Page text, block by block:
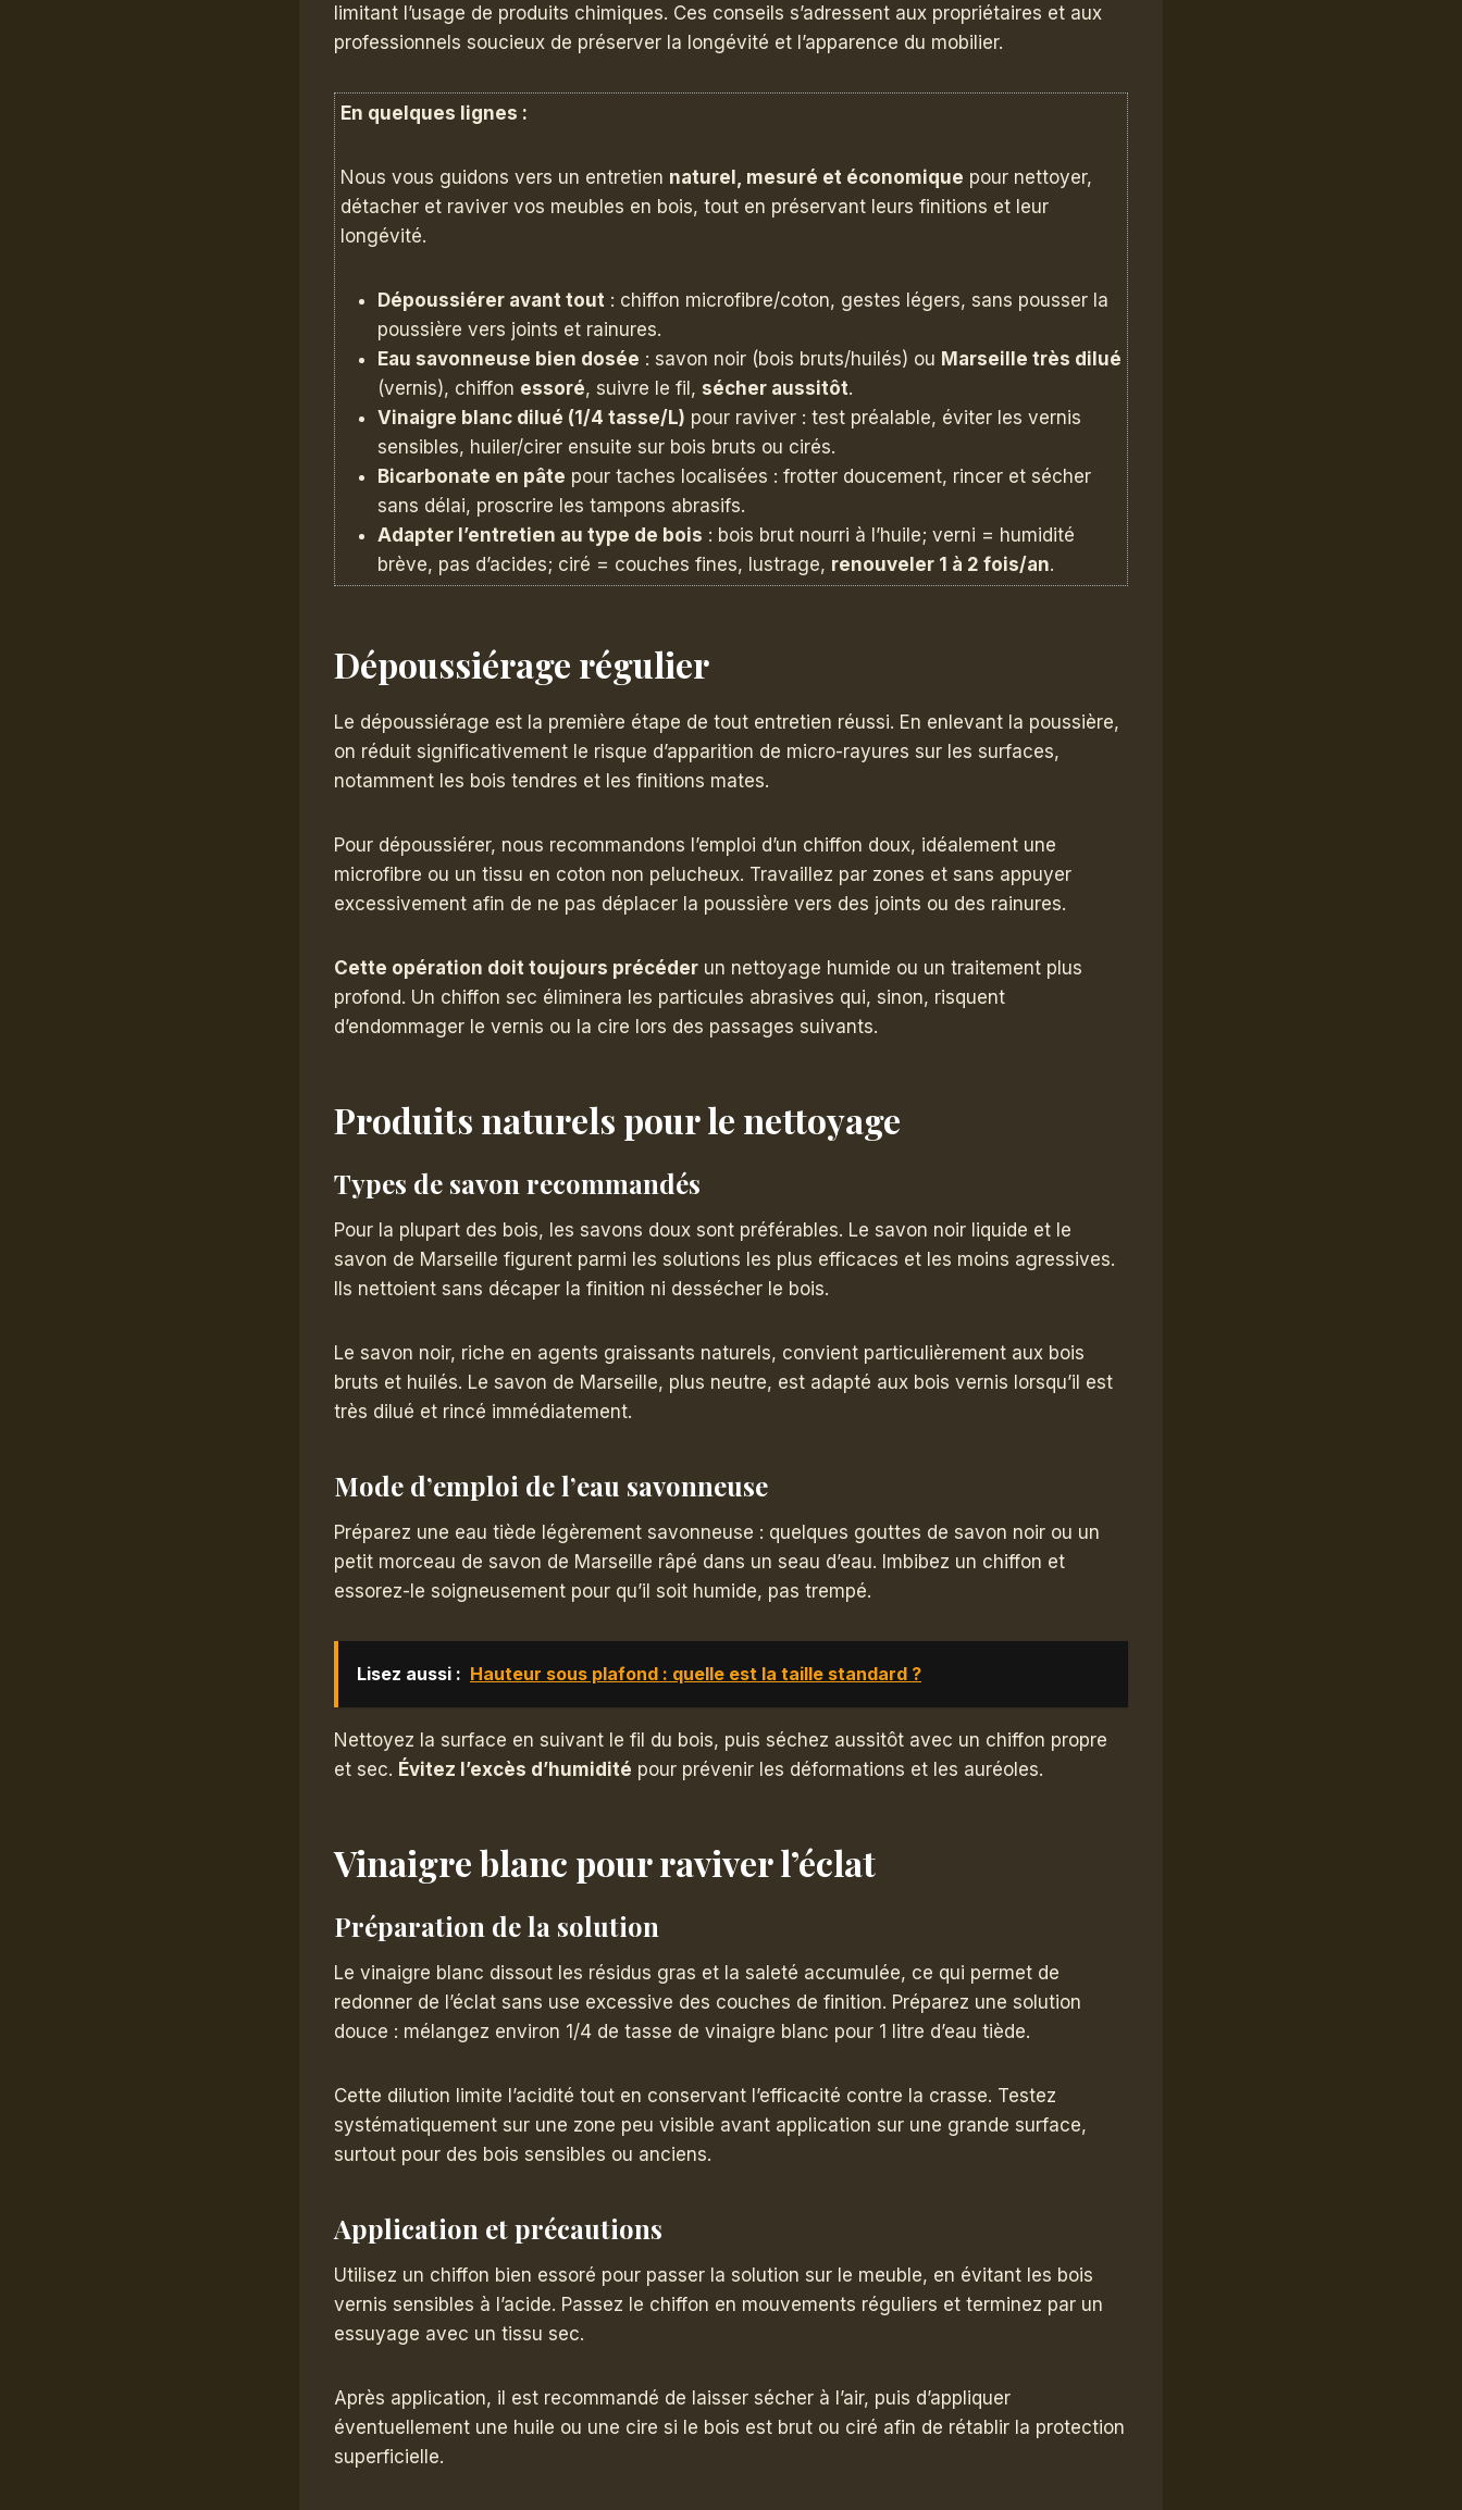
limitant l’usage de produits chimiques. Ces conseils s’adressent aux propriétaires et aux
professionnels soucieux de préserver la longévité et l’apparence du mobilier.
En quelques lignes :
Nous vous guidons vers un entretien naturel, mesuré et économique pour nettoyer,
détacher et raviver vos meubles en bois, tout en préservant leurs finitions et leur
longévité.
Dépoussiérer avant tout : chiffon microfibre/coton, gestes légers, sans pousser la
poussière vers joints et rainures.
Eau savonneuse bien dosée : savon noir (bois bruts/huilés) ou Marseille très dilué
(vernis), chiffon essoré, suivre le fil, sécher aussitôt.
Vinaigre blanc dilué (1/4 tasse/L) pour raviver : test préalable, éviter les vernis
sensibles, huiler/cirer ensuite sur bois bruts ou cirés.
Bicarbonate en pâte pour taches localisées : frotter doucement, rincer et sécher
sans délai, proscrire les tampons abrasifs.
Adapter l’entretien au type de bois : bois brut nourri à l’huile; verni = humidité
brève, pas d’acides; ciré = couches fines, lustrage, renouveler 1 à 2 fois/an.
Dépoussiérage régulier
Le dépoussiérage est la première étape de tout entretien réussi. En enlevant la poussière,
on réduit significativement le risque d’apparition de micro-rayures sur les surfaces,
notamment les bois tendres et les finitions mates.
Pour dépoussiérer, nous recommandons l’emploi d’un chiffon doux, idéalement une
microfibre ou un tissu en coton non pelucheux. Travaillez par zones et sans appuyer
excessivement afin de ne pas déplacer la poussière vers des joints ou des rainures.
Cette opération doit toujours précéder un nettoyage humide ou un traitement plus
profond. Un chiffon sec éliminera les particules abrasives qui, sinon, risquent
d’endommager le vernis ou la cire lors des passages suivants.
Produits naturels pour le nettoyage
Types de savon recommandés
Pour la plupart des bois, les savons doux sont préférables. Le savon noir liquide et le
savon de Marseille figurent parmi les solutions les plus efficaces et les moins agressives.
Ils nettoient sans décaper la finition ni dessécher le bois.
Le savon noir, riche en agents graissants naturels, convient particulièrement aux bois
bruts et huilés. Le savon de Marseille, plus neutre, est adapté aux bois vernis lorsqu’il est
très dilué et rincé immédiatement.
Mode d’emploi de l’eau savonneuse
Préparez une eau tiède légèrement savonneuse : quelques gouttes de savon noir ou un
petit morceau de savon de Marseille râpé dans un seau d’eau. Imbibez un chiffon et
essorez-le soigneusement pour qu’il soit humide, pas trempé.
Lisez aussi : Hauteur sous plafond : quelle est la taille standard ?
Nettoyez la surface en suivant le fil du bois, puis séchez aussitôt avec un chiffon propre
et sec. Évitez l’excès d’humidité pour prévenir les déformations et les auréoles.
Vinaigre blanc pour raviver l’éclat
Préparation de la solution
Le vinaigre blanc dissout les résidus gras et la saleté accumulée, ce qui permet de
redonner de l’éclat sans use excessive des couches de finition. Préparez une solution
douce : mélangez environ 1/4 de tasse de vinaigre blanc pour 1 litre d’eau tiède.
Cette dilution limite l’acidité tout en conservant l’efficacité contre la crasse. Testez
systématiquement sur une zone peu visible avant application sur une grande surface,
surtout pour des bois sensibles ou anciens.
Application et précautions
Utilisez un chiffon bien essoré pour passer la solution sur le meuble, en évitant les bois
vernis sensibles à l’acide. Passez le chiffon en mouvements réguliers et terminez par un
essuyage avec un tissu sec.
Après application, il est recommandé de laisser sécher à l’air, puis d’appliquer
éventuellement une huile ou une cire si le bois est brut ou ciré afin de rétablir la protection
superficielle.